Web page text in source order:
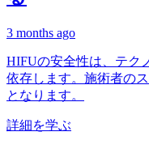
3 months ago
HIFUの安全性は、テク
依存します。施術者の
となります。
詳細を学ぶ